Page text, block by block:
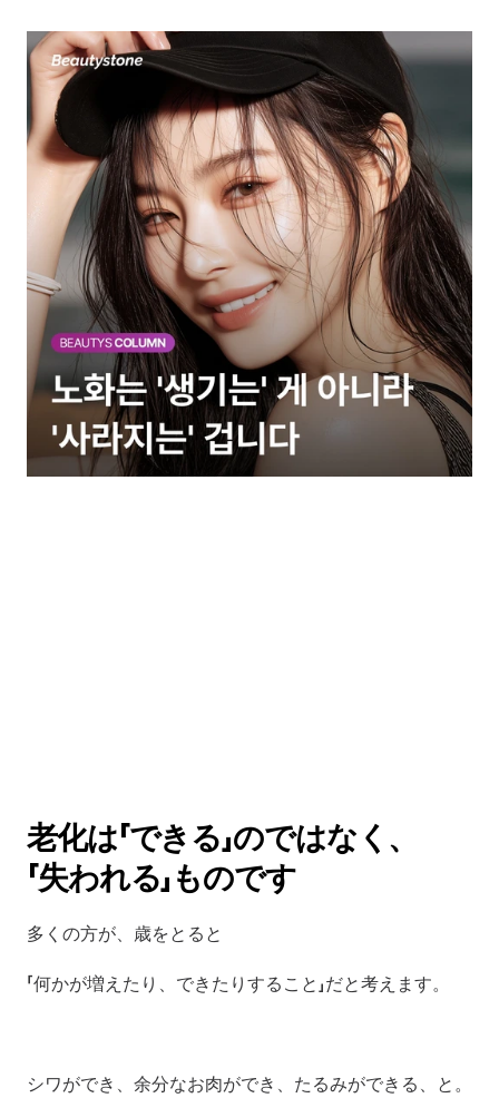
老化は「できる」のではなく、
「失われる」ものです
多くの方が、歳をとると
「何かが増えたり、できたりすること」だと考えます。
シワができ、余分なお肉ができ、たるみができる、と。